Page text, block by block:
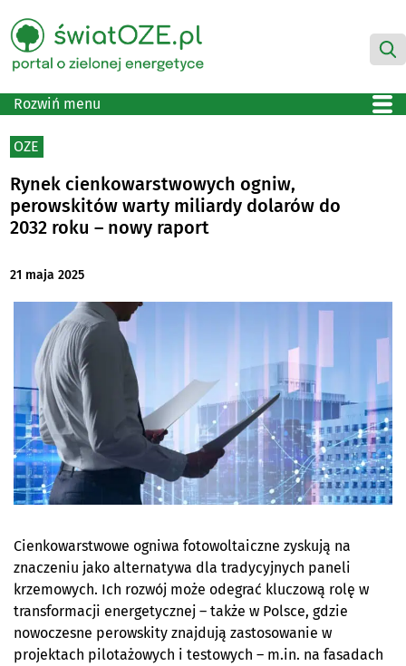
Rozwiń menu
OZE
Rynek cienkowarstwowych ogniw,
perowskitów warty miliardy dolarów do
2032 roku – nowy raport
21 maja 2025
Cienkowarstwowe ogniwa fotowoltaiczne zyskują na
znaczeniu jako alternatywa dla tradycyjnych paneli
krzemowych. Ich rozwój może odegrać kluczową rolę w
transformacji energetycznej – także w Polsce, gdzie
nowoczesne perowskity znajdują zastosowanie w
projektach pilotażowych i testowych – m.in. na fasadach